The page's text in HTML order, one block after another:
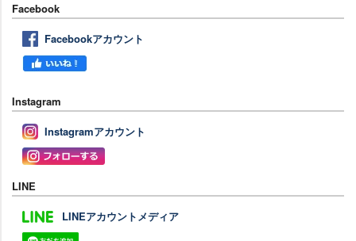
Facebook
Facebookアカウント
Instagram
Instagramアカウント
LINE
LINEアカウントメディア